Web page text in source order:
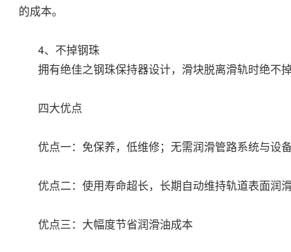
的成本。
4、不掉钢珠
拥有绝佳之钢珠保持器设计，滑块脱离滑轨时绝不
四大优点
优点一：免保养，低维修；无需润滑管路系统与设
优点二：使用寿命超长，长期自动维持轨道表面润
优点三：大幅度节省润滑油成本